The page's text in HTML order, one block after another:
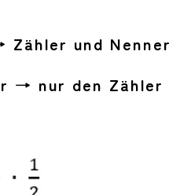
Zähler und Nenner
→ nur den Zähler